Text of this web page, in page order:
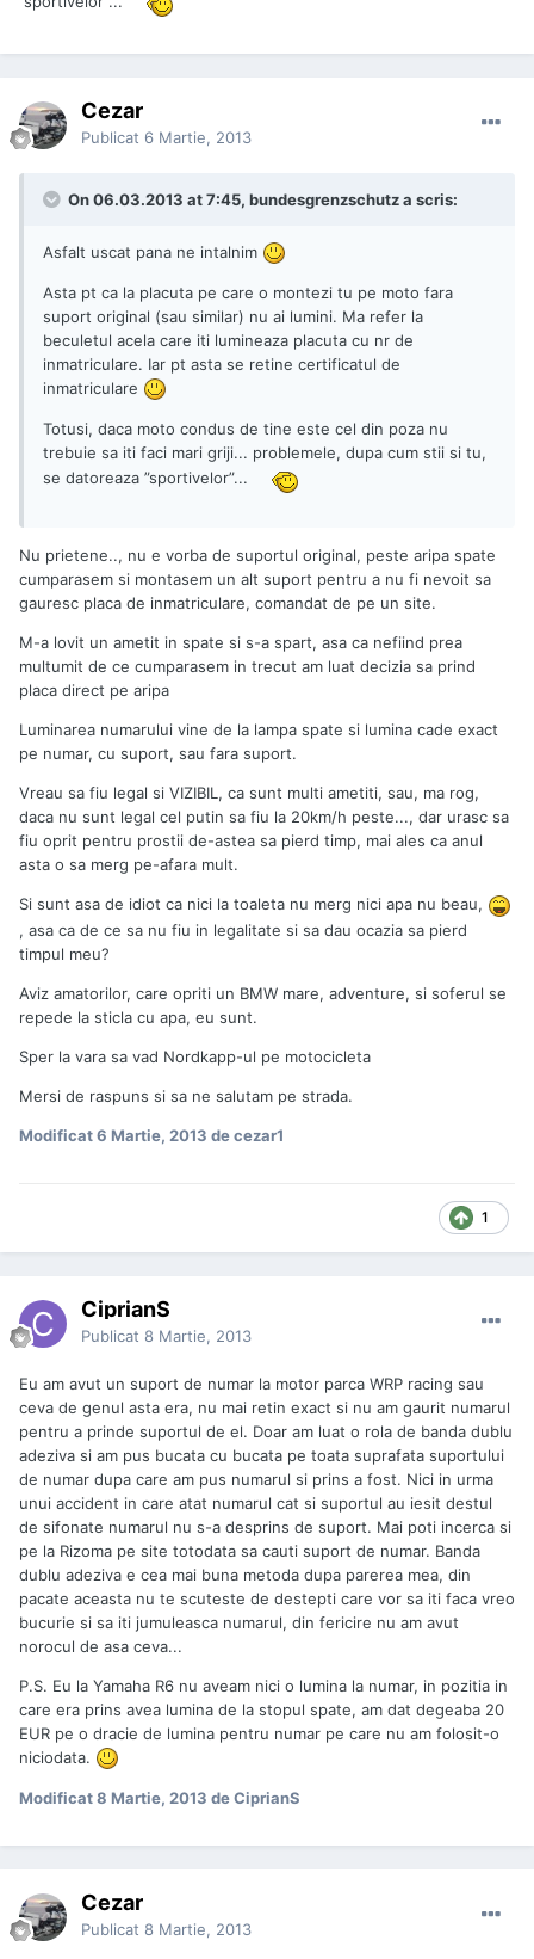
Cezar
Publicat 6 Martie, 2013
On 06.03.2013 at 7:45, bundesgrenzschutz a scris:
Asfalt uscat pana ne intalnim
Asta pt ca la placuta pe care o montezi tu pe moto fara
suport original (sau similar) nu ai lumini. Ma refer la
beculetul acela care iti lumineaza placuta cu nr de
inmatriculare. Iar pt asta se retine certificatul de
inmatriculare
Totusi, daca moto condus de tine este cel din poza nu
trebuie sa iti faci mari griji... problemele, dupa cum stii si tu,
se datoreaza ”sportivelor”...
Nu prietene.., nu e vorba de suportul original, peste aripa spate
cumparasem si montasem un alt suport pentru a nu fi nevoit sa
gauresc placa de inmatriculare, comandat de pe un site.
M-a lovit un ametit in spate si s-a spart, asa ca nefiind prea
multumit de ce cumparasem in trecut am luat decizia sa prind
placa direct pe aripa
Luminarea numarului vine de la lampa spate si lumina cade exact
pe numar, cu suport, sau fara suport.
Vreau sa fiu legal si VIZIBIL, ca sunt multi ametiti, sau, ma rog,
daca nu sunt legal cel putin sa fiu la 20km/h peste..., dar urasc sa
fiu oprit pentru prostii de-astea sa pierd timp, mai ales ca anul
asta o sa merg pe-afara mult.
Si sunt asa de idiot ca nici la toaleta nu merg nici apa nu beau,
, asa ca de ce sa nu fiu in legalitate si sa dau ocazia sa pierd
timpul meu?
Aviz amatorilor, care opriti un BMW mare, adventure, si soferul se
repede la sticla cu apa, eu sunt.
Sper la vara sa vad Nordkapp-ul pe motocicleta
Mersi de raspuns si sa ne salutam pe strada.
Modificat6 Martie, 2013 de cezar1
1
CiprianS
Publicat 8 Martie, 2013
Eu am avut un suport de numar la motor parca WRP racing sau
ceva de genul asta era, nu mai retin exact si nu am gaurit numarul
pentru a prinde suportul de el. Doar am luat o rola de banda dublu
adeziva si am pus bucata cu bucata pe toata suprafata suportului
de numar dupa care am pus numarul si prins a fost. Nici in urma
unui accident in care atat numarul cat si suportul au iesit destul
de sifonate numarul nu s-a desprins de suport. Mai poti incerca si
pe la Rizoma pe site totodata sa cauti suport de numar. Banda
dublu adeziva e cea mai buna metoda dupa parerea mea, din
pacate aceasta nu te scuteste de destepti care vor sa iti faca vreo
bucurie si sa iti jumuleasca numarul, din fericire nu am avut
norocul de asa ceva...
P.S. Eu la Yamaha R6 nu aveam nici o lumina la numar, in pozitia in
care era prins avea lumina de la stopul spate, am dat degeaba 20
EUR pe o dracie de lumina pentru numar pe care nu am folosit-o
niciodata.
Modificat8 Martie, 2013 de CiprianS
Cezar
Publicat 8 Martie, 2013